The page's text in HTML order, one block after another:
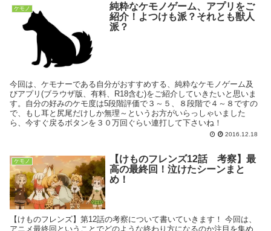
ケモノ
純粋なケモノゲーム、アプリをご
紹介！よつけも派？それとも獣人
派？
今回は、ケモナーである自分がおすすめする、純粋なケモノゲーム及
びアプリ(ブラウザ版、有料、R18含む)をご紹介していきたいと思いま
す。自分の好みのケモ度は5段階評価で３～５、８段階で４～８ですの
で、もし耳と尻尾だけしか無理～というお方がいらっしゃいました
ら、今すぐ戻るボタンを３０万回ぐらい連打して下さいね！
2016.12.18
ケモノ
【けものフレンズ12話 考察】最
高の最終回！泣けたシーンまと
め！
【けものフレンズ】第12話の考察について書いていきます！ 今回は、
アニメ最終回ということでどのような終わり方になるのか注目を集め